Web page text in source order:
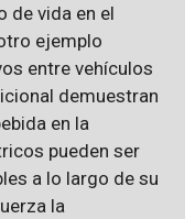
de vida en el
ejemplo
entre vehículos
demuestran
en la
pueden ser
a lo largo de su
la